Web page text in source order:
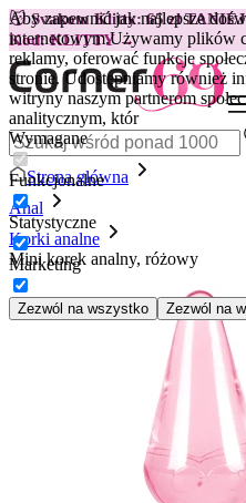
Aby zapewnić jak najlepsze
internetowym.Używamy plików
reklamy, oferować funkcje
stronie. Udostępniamy również
witryny naszym partnerom
analitycznym, któr
Wymagane
Funkcjonalne
Statystyczne
Marketing
Zezwól na wszystko Zezwól na
😽Svakom Klitty: 65 zł TANIEJ
Kod: KLITTY →
Strona główna
Anal
Korki analne
Mini korek analny, różowy